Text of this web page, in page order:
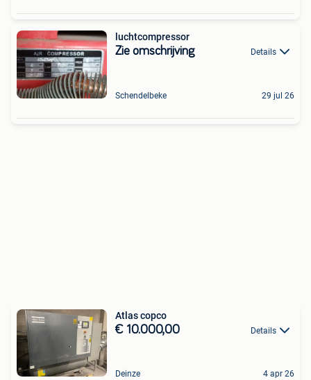
luchtcompressor
Zie omschrijving Details
Schendelbeke 29 jul 26
Atlas copco
€ 10.000,00 Details
Deinze 4 apr 26